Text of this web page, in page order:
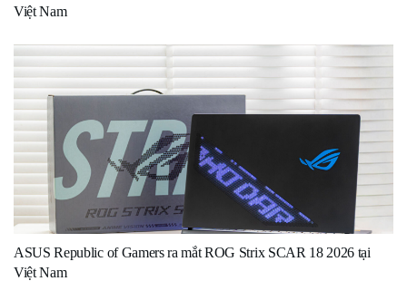
Việt Nam
ASUS Republic of Gamers ra mắt ROG Strix SCAR 18 2026 tại
Việt Nam